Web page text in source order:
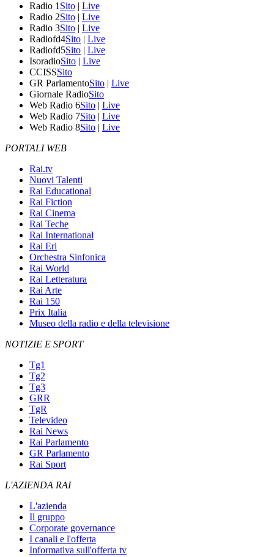
Radio 1 Sito | Live
Radio 2Sito | Live
Radio 3Sito | Live
Radiofd4Sito | Live
Radiofd5Sito | Live
IsoradioSito | Live
CCISSSito
GR ParlamentoSito | Live
Giornale RadioSito
Web Radio 6Sito | Live
Web Radio 7Sito | Live
Web Radio 8Sito | Live
PORTALI WEB
Rai.tv
Nuovi Talenti
Rai Educational
Rai Fiction
Rai Cinema
Rai Teche
Rai International
Rai Eri
Orchestra Sinfonica
Rai World
Rai Letteratura
Rai Arte
Rai 150
Prix Italia
Museo della radio e della televisione
NOTIZIE E SPORT
Tg1
Tg2
Tg3
GRR
TgR
Televideo
Rai News
Rai Parlamento
GR Parlamento
Rai Sport
L'AZIENDA RAI
L'azienda
Il gruppo
Corporate governance
I canali e l'offerta
Informativa sull'offerta tv